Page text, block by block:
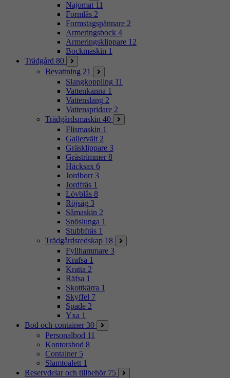
Najomat 11
Formlås 2
Formstagspännare 2
Armeringsbock 4
Armeringsklippare 12
Bockmaskin 1
Trädgård 80
Bevattning 21
Slangkoppling 11
Vattenkanna 1
Vattenslang 2
Vattenspridare 2
Trädgårdsmaskin 40
Flismaskin 1
Gallervält 2
Gräsklippare 3
Grästrimmer 8
Häcksax 6
Jordborr 3
Jordfräs 1
Lövblås 8
Röjsåg 3
Såmaskin 2
Snöslunga 1
Stubbfräs 1
Trädgårdsredskap 18
Fyllhammare 3
Krafsa 1
Kratta 2
Räfsa 1
Skottkärra 1
Skyffel 7
Spade 2
Yxa 1
Bod och container 30
Personalbod 11
Kontorsbod 8
Container 5
Slamtoalett 1
Reservdelar och tillbehör 75